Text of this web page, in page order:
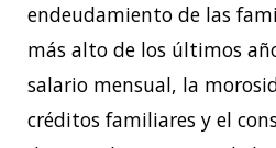
endeudamiento de las
más alto de los últimos
salario mensual, la
créditos familiares y el